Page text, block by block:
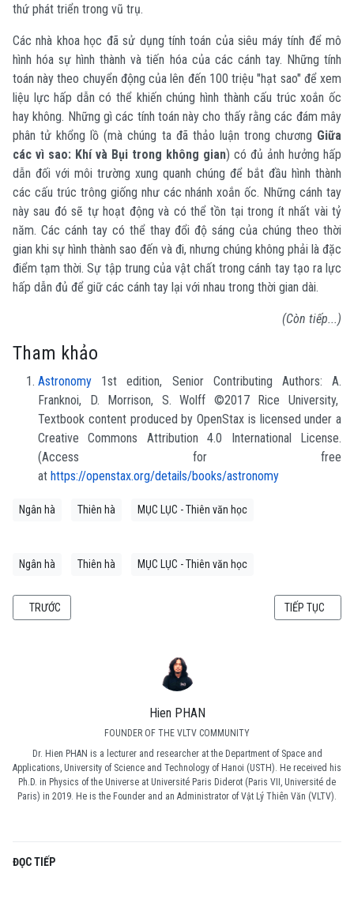
Hien PHAN
FOUNDER OF THE VLTV COMMUNITY
Dr. Hien PHAN is a lecturer and researcher at the Department of Space and
Applications, University of Science and Technology of Hanoi (USTH). He received his
Ph.D. in Physics of the Universe at Université Paris Diderot (Paris VII, Université de
Paris) in 2019. He is the Founder and an Administrator of Vật Lý Thiên Văn (VLTV).
ĐỌC TIẾP
thứ phát triển trong vũ trụ.
Các nhà khoa học đã sử dụng tính toán của siêu máy tính để mô
hình hóa sự hình thành và tiến hóa của các cánh tay. Những tính
toán này theo chuyển động của lên đến 100 triệu "hạt sao" để xem
liệu lực hấp dẫn có thể khiến chúng hình thành cấu trúc xoắn ốc
hay không. Những gì các tính toán này cho thấy rằng các đám mây
phân tử khổng lồ (mà chúng ta đã thảo luận trong chương Giữa
các vì sao: Khí và Bụi trong không gian) có đủ ảnh hưởng hấp
dẫn đối với môi trường xung quanh chúng để bắt đầu hình thành
các cấu trúc trông giống như các nhánh xoắn ốc. Những cánh tay
này sau đó sẽ tự hoạt động và có thể tồn tại trong ít nhất vài tỷ
năm. Các cánh tay có thể thay đổi độ sáng của chúng theo thời
gian khi sự hình thành sao đến và đi, nhưng chúng không phải là đặc
điểm tạm thời. Sự tập trung của vật chất trong cánh tay tạo ra lực
hấp dẫn đủ để giữ các cánh tay lại với nhau trong thời gian dài.
(Còn tiếp...)
Tham khảo
Astronomy 1st edition, Senior Contributing Authors: A.
Franknoi, D. Morrison, S. Wolff ©2017 Rice University,
Textbook content produced by OpenStax is licensed under a
Creative Commons Attribution 4.0 International License.
(Access for free
at https://openstax.org/details/books/astronomy
Ngân hà Thiên hà MỤC LỤC - Thiên văn học
Ngân hà Thiên hà MỤC LỤC - Thiên văn học
BÀI VIẾT TRƯỚC: THIÊN VĂN HỌC (25.3) KHỐI LƯỢNG CỦA THIÊN HÀ NGÂN
TRƯỚC BÀI VIẾT KẾ
TIẾP TỤC